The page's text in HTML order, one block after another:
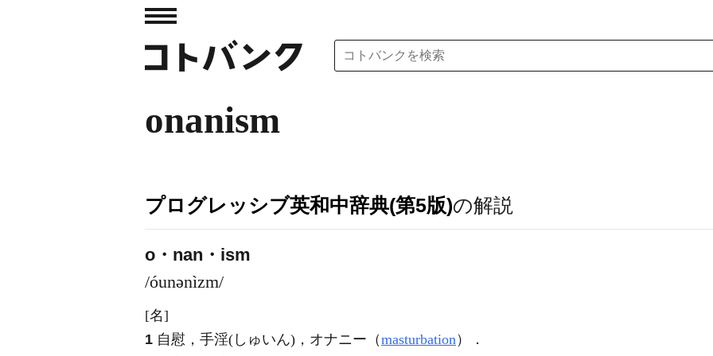
onanism
プログレッシブ英和中辞典(第5版)の解説
o・nan・ism
/óunənìzm/
[名]
1 自慰，手淫(しゅいん) ，オナニー（masturbation）
．